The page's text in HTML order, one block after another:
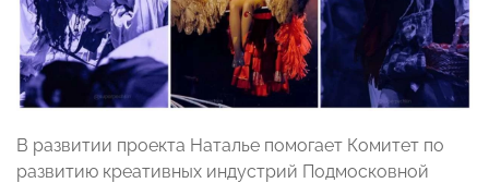
В развитии проекта Наталье помогает Комитет по
развитию креативных индустрий Подмосковной